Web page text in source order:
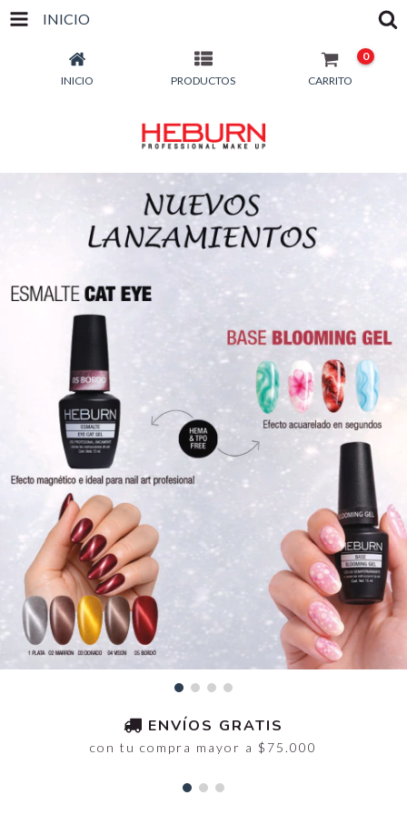
INICIO
INICIO PRODUCTOS CARRITO
0
ENVÍOS GRATIS
con tu compra mayor a $75.000